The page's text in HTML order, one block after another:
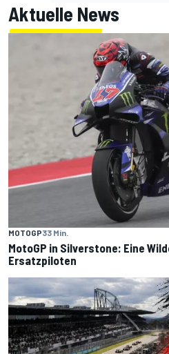
Aktuelle News
MOTOGP33 Min.
MotoGP in Silverstone: Eine
Ersatzpiloten